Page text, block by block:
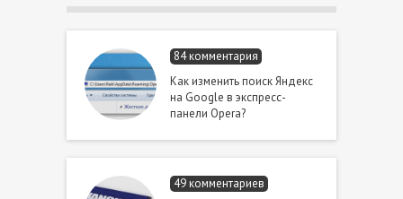
84 комментария
Как изменить поиск Яндекс
на Google в экспресс-
панели Opera?
49 комментариев